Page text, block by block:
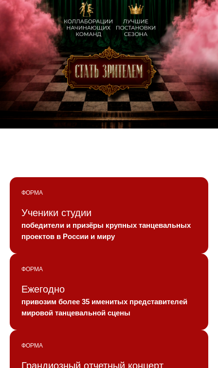
ФОРМА
Ученики студии
победители и призёры крупных танцевальных
проектов в России и миру
ФОРМА
Ежегодно
привозим более 35 именитых представителей
мировой танцевальной сцены
ФОРМА
Грандиозный отчетный концерт